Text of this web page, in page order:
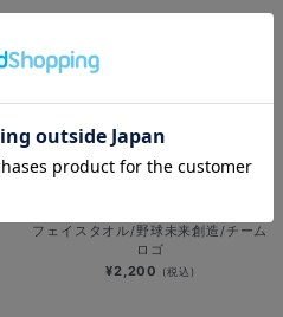
フェイスタオル/野球未来創造/チーム
ロゴ
¥2,200 (税込)